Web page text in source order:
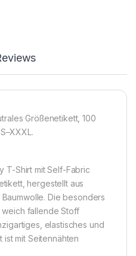
Größenetikett, 100
T-Shirt mit Self-Fabric
hergestellt aus
Die besonders
fallende Stoff
elastisches und
ist mit Seitennähten